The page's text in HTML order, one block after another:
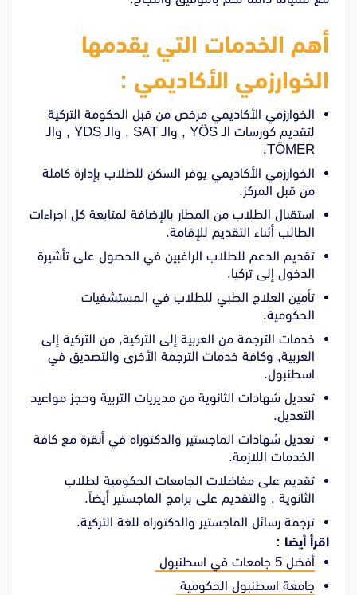
أهم الخدمات التي يقدمها
الخوارزمي الأكاديمي :
الخوارزمي الأكاديمي مرخص من قبل الحكومة التركية
لتقديم كورسات الـ YÖS , والـ SAT , والـ YDS , والـ
TÖMER.
الخوارزمي الأكاديمي يوفر السكن للطلاب بإدارة كاملة
من قبل المركز.
استقبال الطلاب من المطار بالإضافة لمتابعة كل اجراءات
الطالب أثناء التقديم للإقامة.
تقديم الدعم للطلاب الراغبين في الحصول على تأشيرة
الدخول إلى تركيا.
تأمين العلاج الطبي للطلاب في المستشفيات
الحكومية.
خدمات الترجمة من العربية إلى التركية, من التركية إلى
العربية, وكافة خدمات الترجمة الأخرى والتصديق في
اسطنبول.
تعديل شهادات الثانوية من مديريات التربية وحجز مواعيد
التعديل.
تعديل شهادات الماجستير والدكتوراه في أنقرة مع كافة
الخدمات اللازمة.
تقديم على مفاضلات الجامعات الحكومية لطلاب
الثانوية , والتقديم على برامج الماجستير أيضاً.
ترجمة رسائل الماجستير والدكتوراه للغة التركية.
اقرأ أيضا :
أفضل 5 جامعات في اسطنبول
جامعة اسطنبول الحكومية